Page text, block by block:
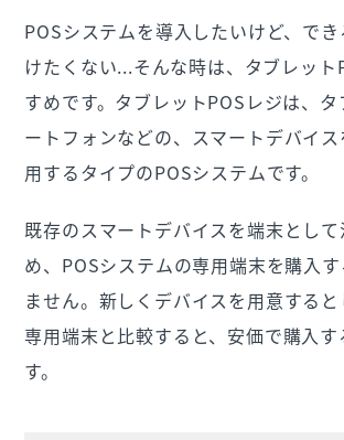
POSシステムを導入したいけど、で
けたくない...そんな時は、タブレット
すめです。タブレットPOSレジは、
ートフォンなどの、スマートデバイ
用するタイプのPOSシステムです。
既存のスマートデバイスを端末とし
め、POSシステムの専用端末を購入
ません。新しくデバイスを用意する
専用端末と比較すると、安価で購入
す。